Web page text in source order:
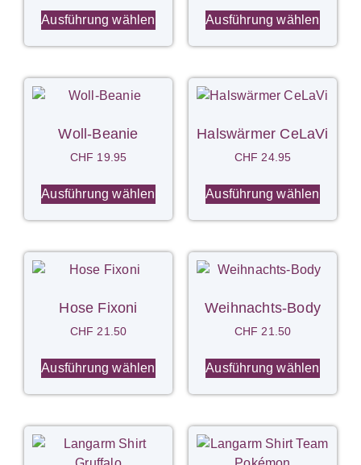
Ausführung wählen Ausführung wählen
Woll-Beanie
CHF 19.95
Ausführung wählen
Halswärmer CeLaVi
CHF 24.95
Ausführung wählen
Hose Fixoni
CHF 21.50
Ausführung wählen
Weihnachts-Body
CHF 21.50
Ausführung wählen